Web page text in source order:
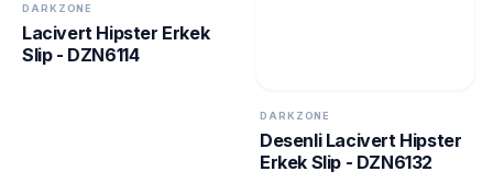
DARKZONE
Lacivert Hipster Erkek
Slip - DZN6114
DARKZONE
Desenli Lacivert Hipster
Erkek Slip - DZN6132